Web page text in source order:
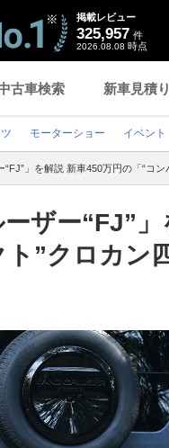
掲載レビュー
325,957 件
2026.08.08 時点
古車検索 新車見積り
モーターショー イベント
」を解説 新車450万円の「“コン
ザー“FJ”
”クロカン